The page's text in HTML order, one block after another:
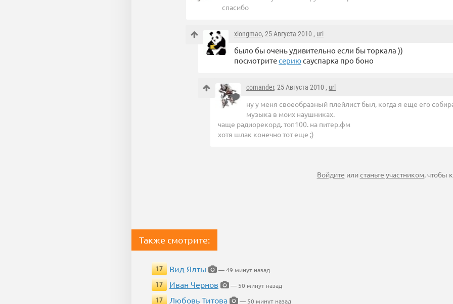
спасибо
xiongmao, 25 Августа 2010 , url
было бы очень удивительно если бы торкала ))
посмотритесериюсауспарка про боно
comander, 25 Августа 2010 , url
ну у меня своеобразный плейлист был, когда я еще его
музыка в моих наушниках.
чаще радиорекорд. топ100. на питер.фм
хотя шлак конечно тот еще ;)
Войдите илистаньте участником, чтобы
Также смотрите:
17 Вид Ялты
— 49 минут назад
17
Иван Чернов
— 50 минут назад
17
Любовь Титова
— 50 минут назад